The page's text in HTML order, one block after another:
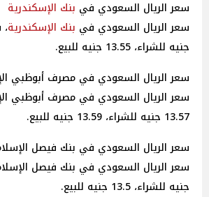
سعر الريال السعودي في بنك الإسكندرية
سعر الريال السعودي في بنك الإسكندرية
جنيه للشراء، 13.55 جنيه للبيع.
سعر الريال السعودي في مصرف أبوظبي
سعر الريال السعودي في مصرف أبوظبي
13.57 جنيه للشراء، 13.59 جنيه للبيع.
سعر الريال السعودي في بنك فيصل
جنيه للشراء، 13.5 جنيه للبيع.